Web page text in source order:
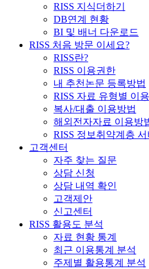
RISS 지식더하기
DB연계 현황
BI 및 배너 다운로드
RISS 처음 방문 이세요?
RISS란?
RISS 이용권한
내 추천논문 등록방법
RISS 자료 유형별 이
복사/대출 이용방법
해외전자자료 이용방
RISS 정보취약계층
고객센터
자주 찾는 질문
상담 신청
상담 내역 확인
고객제안
신고센터
RISS 활용도 분석
자료 현황 통계
최근 이용통계 분석
주제별 활용통계 분석